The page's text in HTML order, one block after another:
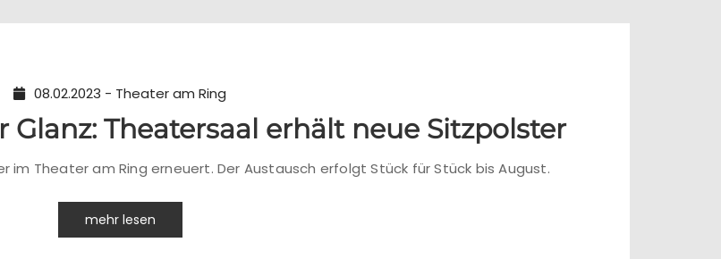
08.02.2023 - Theater am Ring
Theatersaal erhält neue Sitzpolster
im Theater am Ring erneuert. Der Austausch erfolgt Stück für Stück bis August.
mehr lesen